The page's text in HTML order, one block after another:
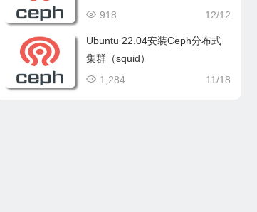
12/12
918
Ubuntu 22.04安装Ceph分布式
集群（squid）
11/18
1,284